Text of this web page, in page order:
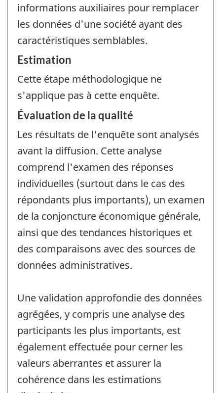
informations auxiliaires pour remplacer
les données d'une société ayant des
caractéristiques semblables.
Estimation
Cette étape méthodologique ne
s'applique pas à cette enquête.
Évaluation de la qualité
Les résultats de l'enquête sont analysés
avant la diffusion. Cette analyse
comprend l'examen des réponses
individuelles (surtout dans le cas des
répondants plus importants), un examen
de la conjoncture économique générale,
ainsi que des tendances historiques et
des comparaisons avec des sources de
données administratives.
Une validation approfondie des données
agrégées, y compris une analyse des
participants les plus importants, est
également effectuée pour cerner les
valeurs aberrantes et assurer la
cohérence dans les estimations